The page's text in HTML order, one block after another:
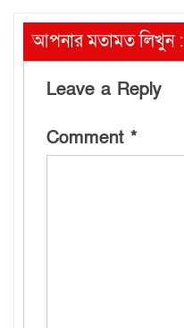
আপনার মতামত লিখুন :
Leave a Reply
Comment *